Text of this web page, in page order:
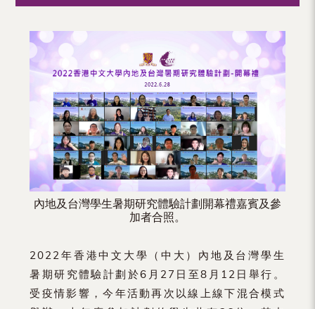
（內
區）
內地及台灣學生暑期研究體驗計劃開幕禮嘉賓及參
加者合照。
2022年香港中文大學（中大）內地及台灣學生
暑期研究體驗計劃於6月27日至8月12日舉行。
受疫情影響，今年活動再次以線上線下混合模式